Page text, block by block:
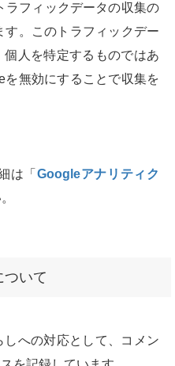
ラフィックデータの収集の
。このトラフィックデー
人を特定するものではあ
を無効にすることで収集を
は「 Googleアナリティク
ついて
への対応として、コメン